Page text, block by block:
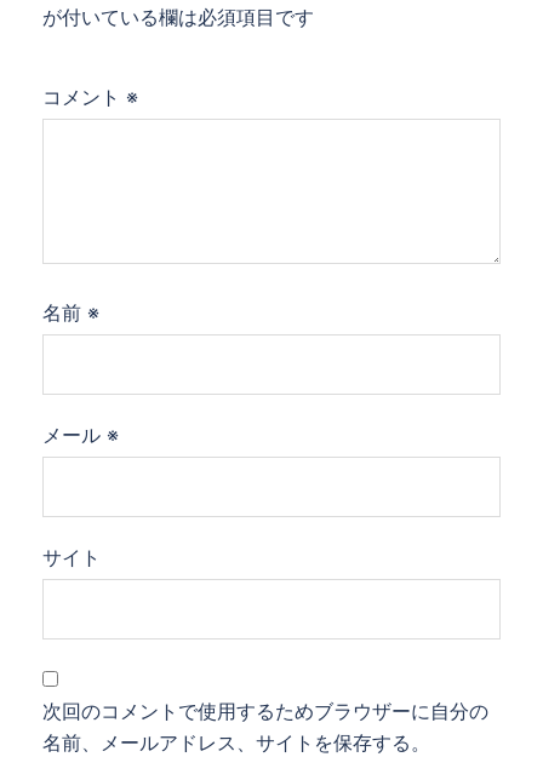
が付いている欄は必須項目です
コメント ※
名前 ※
メール ※
サイト
次回のコメントで使用するためブラウザーに自分の
名前、メールアドレス、サイトを保存する。